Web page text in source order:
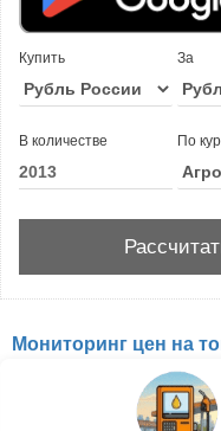
Купить За
В количестве По
Мониторинг цен на